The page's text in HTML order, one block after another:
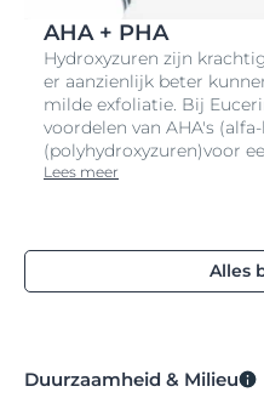
AHA + PHA
Hydroxyzuren zijn
er aanzienlijk beter
milde exfoliatie. Bij
voordelen van AHA's
(polyhydroxyzuren)voor
Lees meer
Alles
Duurzaamheid & Milieu